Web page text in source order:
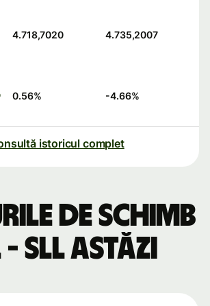
4.718,7020 4.735,2007
0.56% -4.66%
istoricul complet
de schimb
- SLL astăzi